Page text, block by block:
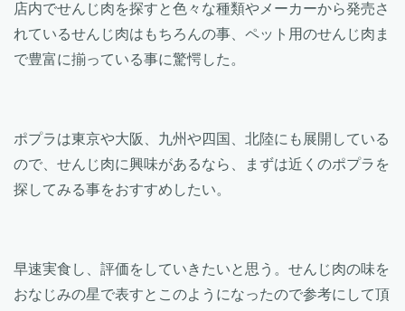
店内でせんじ肉を探すと色々な種類やメーカーから発売さ
れているせんじ肉はもちろんの事、ペット用のせんじ肉ま
で豊富に揃っている事に驚愕した。
ポプラは東京や大阪、九州や四国、北陸にも展開している
ので、せんじ肉に興味があるなら、まずは近くのポプラを
探してみる事をおすすめしたい。
早速実食し、評価をしていきたいと思う。せんじ肉の味を
おなじみの星で表すとこのようになったので参考にして頂